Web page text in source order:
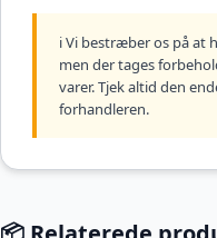
ℹ️ Vi bestræber os på at
men der tages
varer. Tjek altid den
forhandleren.